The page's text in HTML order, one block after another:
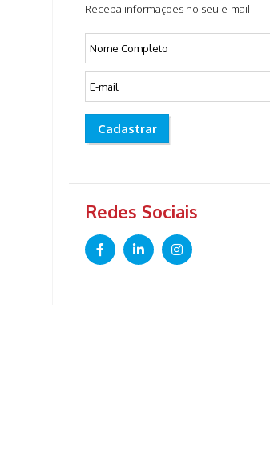
Receba informações no seu e-mail
Cadastrar
Redes Sociais